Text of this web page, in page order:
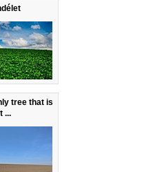
tree that is
...